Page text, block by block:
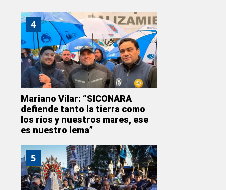
4
Mariano Vilar: “SICONARA
defiende tanto la tierra como
los ríos y nuestros mares, ese
es nuestro lema”
5